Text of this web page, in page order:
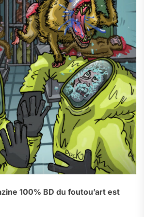
100% BD du foutou’art est